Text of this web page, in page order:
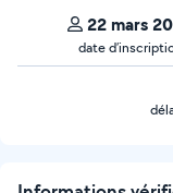
22 mars
date